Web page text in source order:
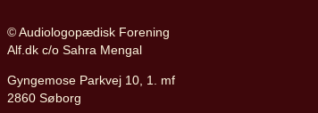
© Audiologopædisk Forening
Alf.dk c/o Sahra Mengal
Gyngemose Parkvej 10, 1. mf
2860 Søborg